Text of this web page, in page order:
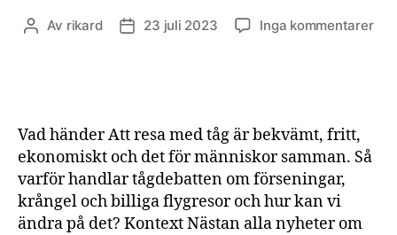
Inläggsförfattare
Av rikard Inläggsdatum
23 juli 2023 Inga kommentarertill
Vad händer Att resa med tåg är bekvämt, fritt,
ekonomiskt och det för människor samman. Så
varför handlar tågdebatten om förseningar,
krångel och billiga flygresor och hur kan vi
ändra på det? Kontext Nästan alla nyheter om